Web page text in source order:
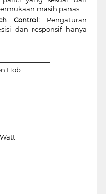
masih panas.
Control: Pengaturan
dan responsif hanya
Hob